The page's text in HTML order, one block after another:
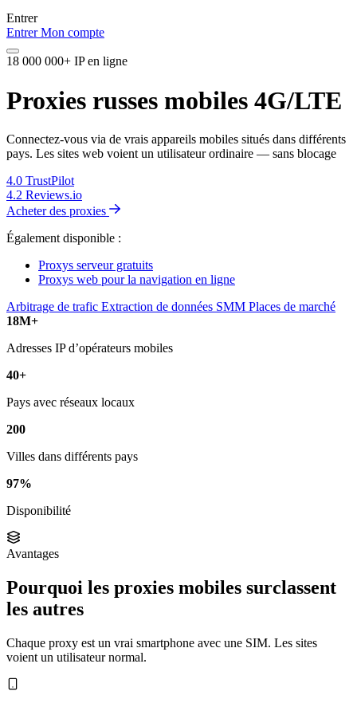
Entrer
EntrerMon compte
18 000 000+ IP en ligne
Proxies russes mobiles 4G/LTE
Connectez-vous via de vrais appareils mobiles situés dans différents
pays. Les sites web voient un utilisateur ordinaire — sans blocage
4.0 TrustPilot
4.2 Reviews.io
Acheter des proxies
Également disponible :
Proxys serveur gratuits
Proxys web pour la navigation en ligne
Arbitrage de trafic Extraction de données SMM Places de marché
18M+
Adresses IP d’opérateurs mobiles
40+
Pays avec réseaux locaux
200
Villes dans différents pays
97%
Disponibilité
Avantages
Pourquoi les proxies mobiles surclassent
les autres
Chaque proxy est un vrai smartphone avec une SIM. Les sites
voient un utilisateur normal.